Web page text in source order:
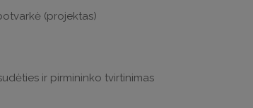
(projektas)
ir pirmininko tvirtinimas